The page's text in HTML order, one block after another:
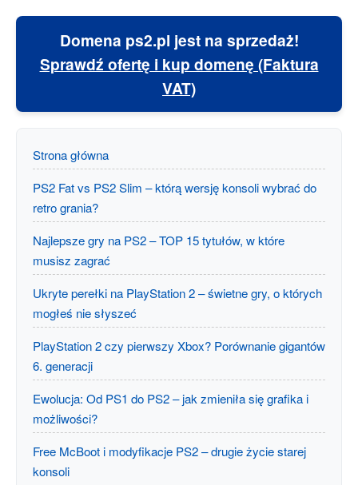
Domena ps2.pl jest na sprzedaż!
Sprawdź ofertę i kup domenę (Faktura
VAT)
Strona główna
PS2 Fat vs PS2 Slim – którą wersję konsoli wybrać do
retro grania?
Najlepsze gry na PS2 – TOP 15 tytułów, w które
musisz zagrać
Ukryte perełki na PlayStation 2 – świetne gry, o których
mogłeś nie słyszeć
PlayStation 2 czy pierwszy Xbox? Porównanie gigantów
6. generacji
Ewolucja: Od PS1 do PS2 – jak zmieniła się grafika i
możliwości?
Free McBoot i modyfikacje PS2 – drugie życie starej
konsoli